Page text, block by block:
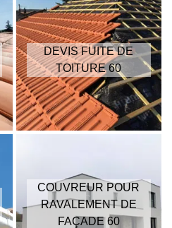
DEVIS FUITE DE
TOITURE 60
COUVREUR POUR
RAVALEMENT DE
FAÇADE 60